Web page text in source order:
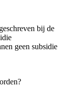
bij de
geen subsidie